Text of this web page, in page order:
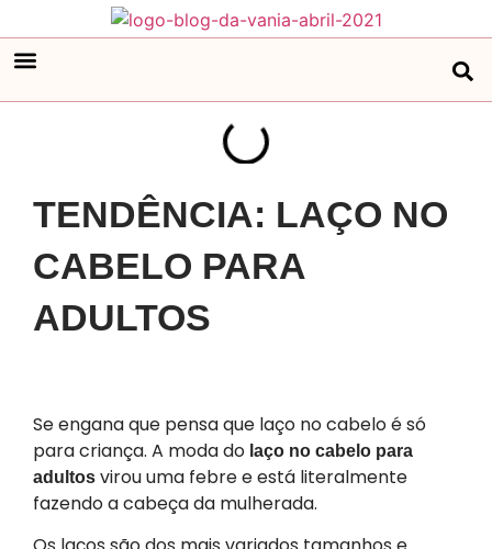
TENDÊNCIA: LAÇO NO
CABELO PARA
ADULTOS
​Se engana que pensa que laço no cabelo é só
para criança. A moda do laço no cabelo para
adultos virou uma febre e está literalmente
fazendo a cabeça da mulherada.